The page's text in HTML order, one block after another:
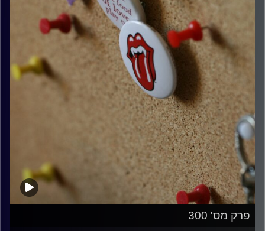
פרק מס' 300